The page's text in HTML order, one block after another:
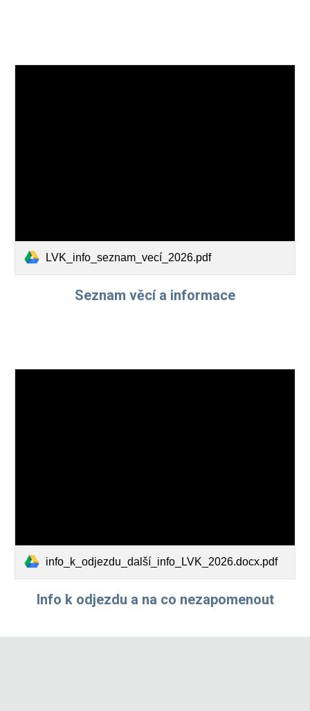
LVK_info_seznam_vecí_2026.pdf
Seznam věcí a informace
info_k_odjezdu_další_info_LVK_2026.docx.pdf
Info k odjezdu a na co nezapomenout